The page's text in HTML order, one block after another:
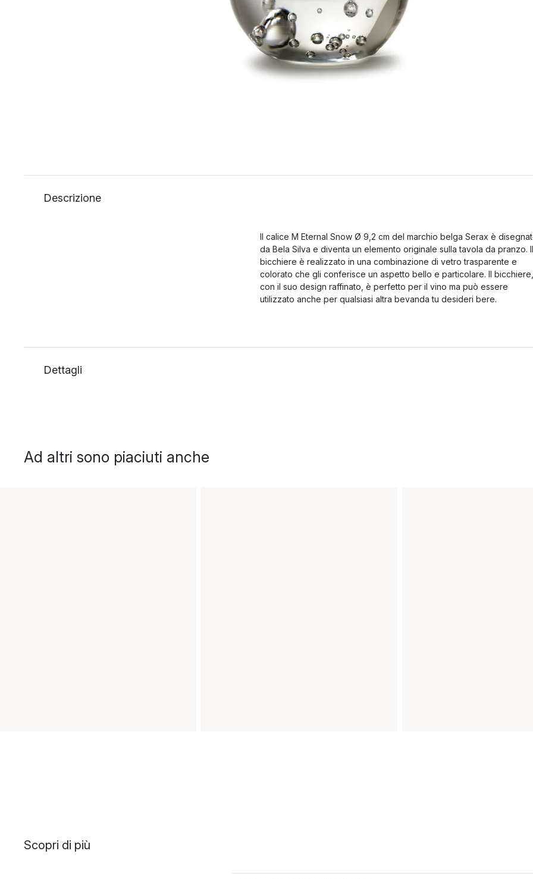
Descrizione
Il calice M Eternal Snow Ø 9,2 cm del marchio belga Serax è
da Bela Silva e diventa un elemento originale sulla tavola da pranzo. Il
bicchiere è realizzato in una combinazione di vetro trasparente e
colorato che gli conferisce un aspetto bello e particolare. Il bicchiere,
con il suo design raffinato, è perfetto per il vino ma può essere
utilizzato anche per qualsiasi altra bevanda tu desideri bere.
Dettagli
Ad altri sono piaciuti anche
Scopri di più